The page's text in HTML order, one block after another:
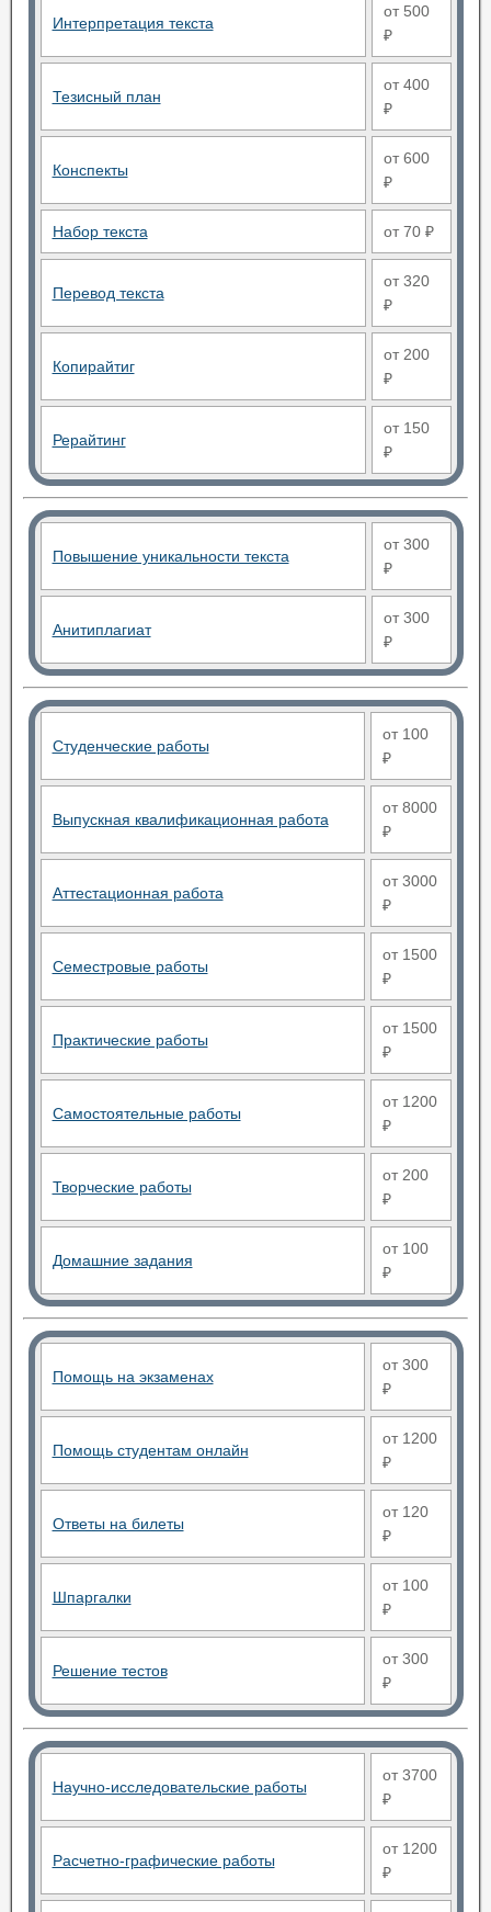
Интерпретация текста
от 500
₽
Тезисный план
от 400
₽
Конспекты
от 600
₽
Набор текста от 70 ₽
Перевод текста
от 320
₽
Копирайтиг
от 200
₽
Рерайтинг
от 150
₽
Повышение уникальности текста
от 300
₽
Анитиплагиат
от 300
₽
Студенческие работы
от 100
₽
Выпускная квалификационная работа
от 8000
₽
Аттестационная работа
от 3000
₽
Семестровые работы
от 1500
₽
Практические работы
от 1500
₽
Самостоятельные работы
от 1200
₽
Творческие работы
от 200
₽
Домашние задания
от 100
₽
Помощь на экзаменах
от 300
₽
Помощь студентам онлайн
от 1200
₽
Ответы на билеты
от 120
₽
Шпаргалки
от 100
₽
Решение тестов
от 300
₽
Научно-исследовательские работы
от 3700
₽
Расчетно-графические работы
от 1200
₽